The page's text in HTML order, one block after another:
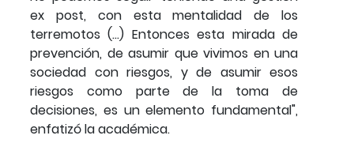
ex post, con esta mentalidad de los
terremotos (...) Entonces esta mirada de
prevención, de asumir que vivimos en una
sociedad con riesgos, y de asumir esos
riesgos como parte de la toma de
decisiones, es un elemento fundamental",
enfatizó la académica.